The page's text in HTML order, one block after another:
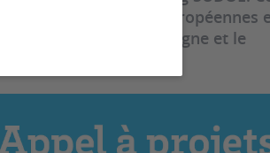
entre les régions européennes
l'Auvergne, l'Espagne et le